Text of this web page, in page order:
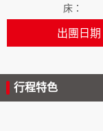
出團日期
行程特色